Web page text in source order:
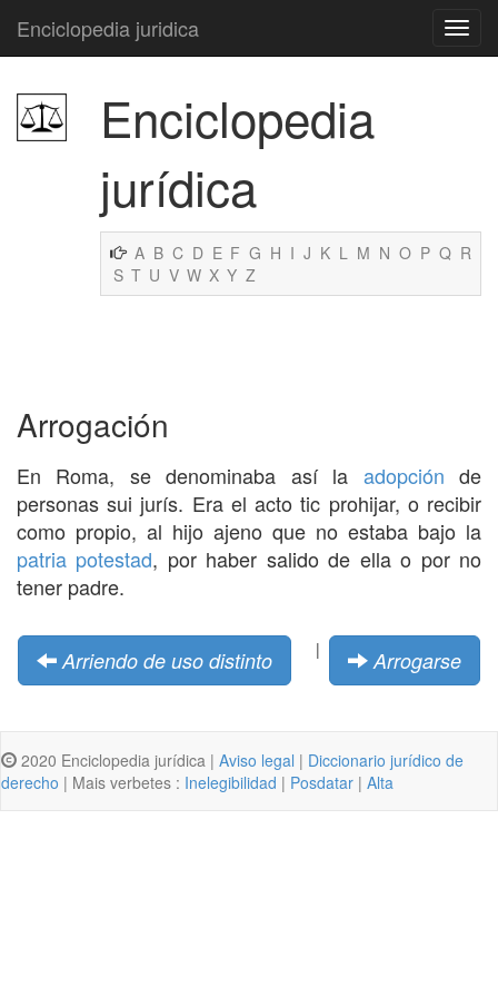
Enciclopedia juridica
Enciclopedia
jurídica
A B C D E F G H I J K L M N O P Q R
S T U V W X Y Z
Arrogación
En Roma, se denominaba así la adopción de
personas sui jurís. Era el acto tic prohijar, o recibir
como propio, al hijo ajeno que no estaba bajo la
patria potestad, por haber salido de ella o por no
tener padre.
Arriendo de uso distinto | Arrogarse
2020 Enciclopedia jurídica | Aviso legal | Diccionario jurídico de
derecho | Mais verbetes : Inelegibilidad | Posdatar | Alta